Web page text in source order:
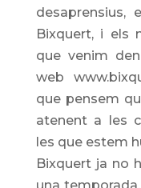
desaprensius,
Bixquert, i els
que venim
web
que pensem
atenent a les
les que estem
Bixquert ja no